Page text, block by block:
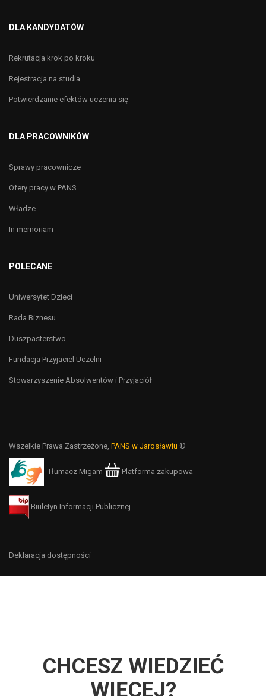
DLA KANDYDATÓW
Rekrutacja krok po kroku
Rejestracja na studia
Potwierdzanie efektów uczenia się
DLA PRACOWNIKÓW
Sprawy pracownicze
Ofery pracy w PANS
Władze
In memoriam
POLECANE
Uniwersytet Dzieci
Rada Biznesu
Duszpasterstwo
Fundacja Przyjaciel Uczelni
Stowarzyszenie Absolwentów i Przyjaciół
Wszelkie Prawa Zastrzeżone, PANS w Jarosławiu ©
Tłumacz Migam Platforma zakupowa
Biuletyn Informacji Publicznej
Deklaracja dostępności
CHCESZ WIEDZIEĆ
WIĘCEJ?